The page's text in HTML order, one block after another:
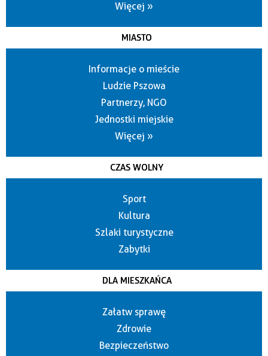
Więcej »
MIASTO
Informacje o mieście
Ludzie Pszowa
Partnerzy, NGO
Jednostki miejskie
Więcej »
CZAS WOLNY
Sport
Kultura
Szlaki turystyczne
Zabytki
DLA MIESZKAŃCA
Załatw sprawę
Zdrowie
Bezpieczeństwo